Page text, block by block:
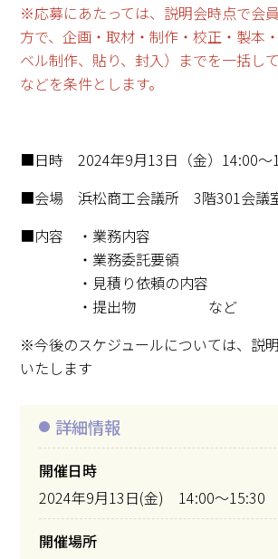
※応募にあたっては、説明会時点で会
方で、企画・取材・制作・校正・製本
ベル制作、貼り、封入）までを一括し
などを条件とします。
■日時 2024年9月13日（金）14:00～
■会場 浜松商工会議所 3階301会議
■内容 ・業務内容
・業務委託要領
・見積り依頼の内容
・提出物 など
※今後のスケジュールについては、説
いたします
詳細情報
開催日時
2024年9月13日(金) 14:00～15:30
開催場所